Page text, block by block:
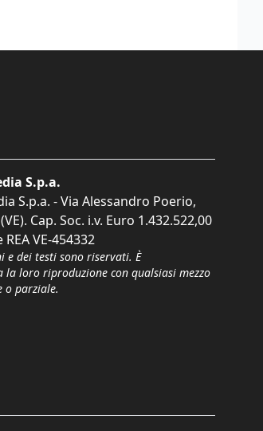
S.p.a.
S.p.a. - Via Alessandro Poerio,
Cap. Soc. i.v. Euro 1.432.522,00
REA VE-454332
dei testi sono riservati. È
la loro riproduzione con qualsiasi mezzo
o parziale.